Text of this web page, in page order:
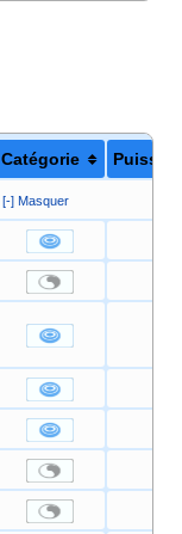
Catégorie
[-] Masquer